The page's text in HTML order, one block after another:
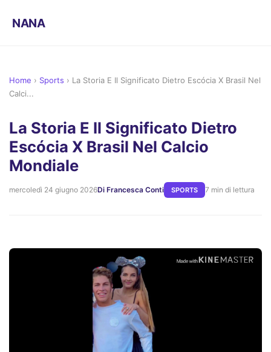
NANA
Home › Sports › La Storia E Il Significato Dietro Escócia X Brasil Nel
Calci...
La Storia E Il Significato Dietro
Escócia X Brasil Nel Calcio
Mondiale
mercoledì 24 giugno 2026Di Francesca Conti SPORTS 7 min di lettura